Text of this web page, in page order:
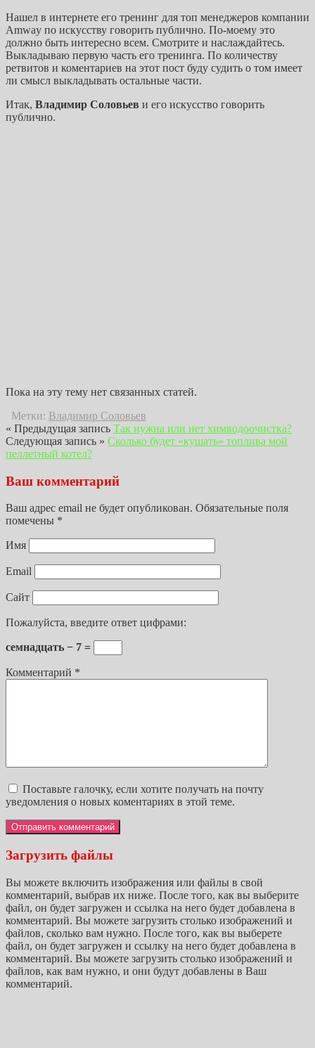
Нашел в интернете его тренинг для топ менеджеров компании
Amway по искусству говорить публично. По-моему это
должно быть интересно всем. Смотрите и наслаждайтесь.
Выкладываю первую часть его тренинга. По количеству
ретвитов и коментариев на этот пост буду судить о том имеет
ли смысл выкладывать остальные части.
Итак, Владимир Соловьев и его искусство говорить
публично.
Пока на эту тему нет связанных статей.
Метки: Владимир Соловьев
« Предыдущая запись Так нужна или нет химводоочистка?
Следующая запись » Сколько будет «кушать» топлива мой
пеллетный котел?
Ваш комментарий
Ваш адрес email не будет опубликован. Обязательные поля
помечены *
Имя
Email
Сайт
Пожалуйста, введите ответ цифрами:
семнадцать − 7 =
Комментарий *
Поставьте галочку, если хотите получать на почту
уведомления о новых коментариях в этой теме.
Загрузить файлы
Вы можете включить изображения или файлы в свой
комментарий, выбрав их ниже. После того, как вы выберите
файл, он будет загружен и ссылка на него будет добавлена в
комментарий. Вы можете загрузить столько изображений и
файлов, сколько вам нужно. После того, как вы выберете
файл, он будет загружен и ссылку на него будет добавлена в
комментарий. Вы можете загрузить столько изображений и
файлов, как вам нужно, и они будут добавлены в Ваш
комментарий.